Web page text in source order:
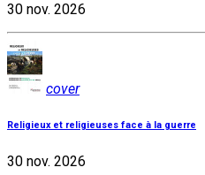
30 nov. 2026
cover
Religieux et religieuses face à la guerre
30 nov. 2026